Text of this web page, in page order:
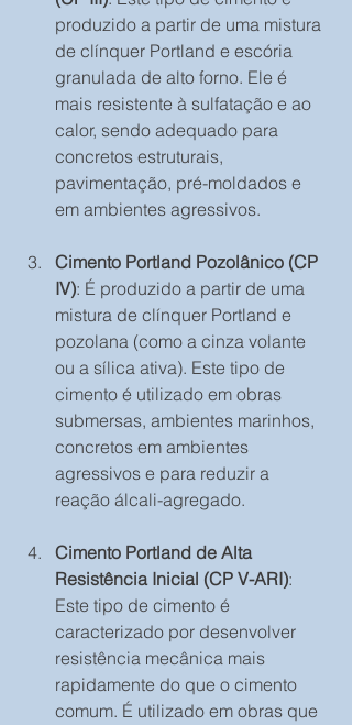
produzido a partir de uma mistura
de clínquer Portland e escória
granulada de alto forno. Ele é
mais resistente à sulfatação e ao
calor, sendo adequado para
concretos estruturais,
pavimentação, pré-moldados e
em ambientes agressivos.
Cimento Portland Pozolânico (CP
IV): É produzido a partir de uma
mistura de clínquer Portland e
pozolana (como a cinza volante
ou a sílica ativa). Este tipo de
cimento é utilizado em obras
submersas, ambientes marinhos,
concretos em ambientes
agressivos e para reduzir a
reação álcali-agregado.
Cimento Portland de Alta
Resistência Inicial (CP V-ARI):
Este tipo de cimento é
caracterizado por desenvolver
resistência mecânica mais
rapidamente do que o cimento
comum. É utilizado em obras que